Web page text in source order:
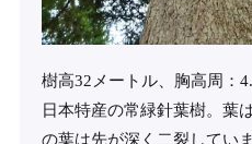
樹高32メートル、胸高周：
日本特産の常緑針葉樹。葉
の葉は先が深く二裂してい